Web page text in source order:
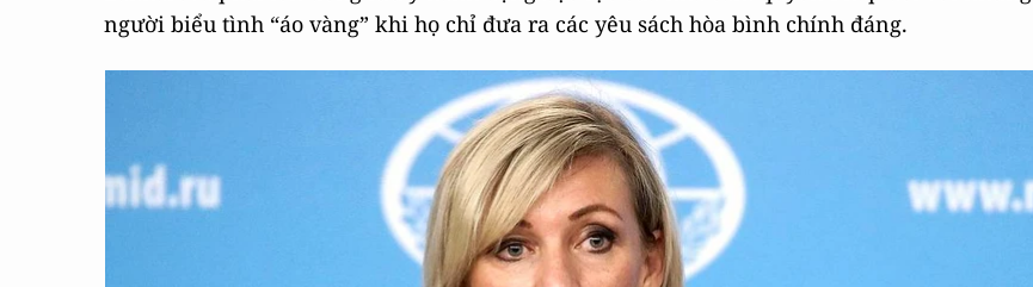
người biểu tình “áo vàng” khi họ chỉ đưa ra các yêu sách hòa bình chính đáng.